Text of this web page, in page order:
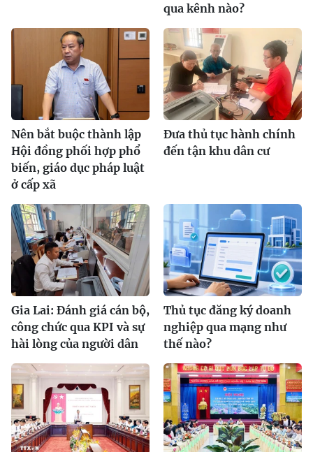
qua kênh nào?
Nên bắt buộc thành lập
Hội đồng phối hợp phổ
biến, giáo dục pháp luật
ở cấp xã
Ðưa thủ tục hành chính
đến tận khu dân cư
Gia Lai: Đánh giá cán bộ,
công chức qua KPI và sự
hài lòng của người dân
Thủ tục đăng ký doanh
nghiệp qua mạng như
thế nào?